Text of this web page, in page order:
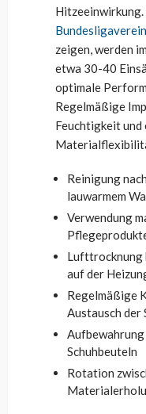
zeigen, werden
etwa 30-40
optimale
Regelmäßige
Feuchtigkeit und
Reinigung
lauwarmem
Verwendung
Lufttrocknung
auf der
Regelmäßige
Austausch der
Schuhbeuteln
Rotation